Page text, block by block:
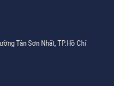
Tân Sơn Nhất, TP.Hồ Chí